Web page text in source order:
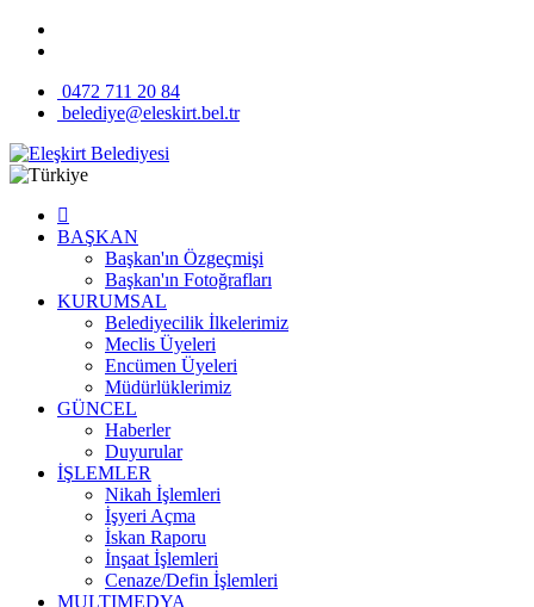
0472 711 20 84
belediye@eleskirt.bel.tr
BAŞKAN
Başkan'ın Özgeçmişi
Başkan'ın Fotoğrafları
KURUMSAL
Belediyecilik İlkelerimiz
Meclis Üyeleri
Encümen Üyeleri
Müdürlüklerimiz
GÜNCEL
Haberler
Duyurular
İŞLEMLER
Nikah İşlemleri
İşyeri Açma
İskan Raporu
İnşaat İşlemleri
Cenaze/Defin İşlemleri
MULTIMEDYA